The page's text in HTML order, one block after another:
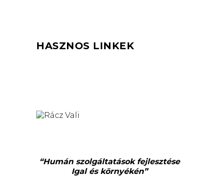
HASZNOS LINKEK
“Humán szolgáltatások fejlesztése
Igal és környékén”